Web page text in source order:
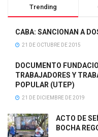
Trending
CABA: SANCIONAN A
21 DE OCTUBRE DE 2015
DOCUMENTO
TRABAJADORES Y
POPULAR (UTEP)
21 DE DICIEMBRE DE 2019
ACTO DE
BOCHA